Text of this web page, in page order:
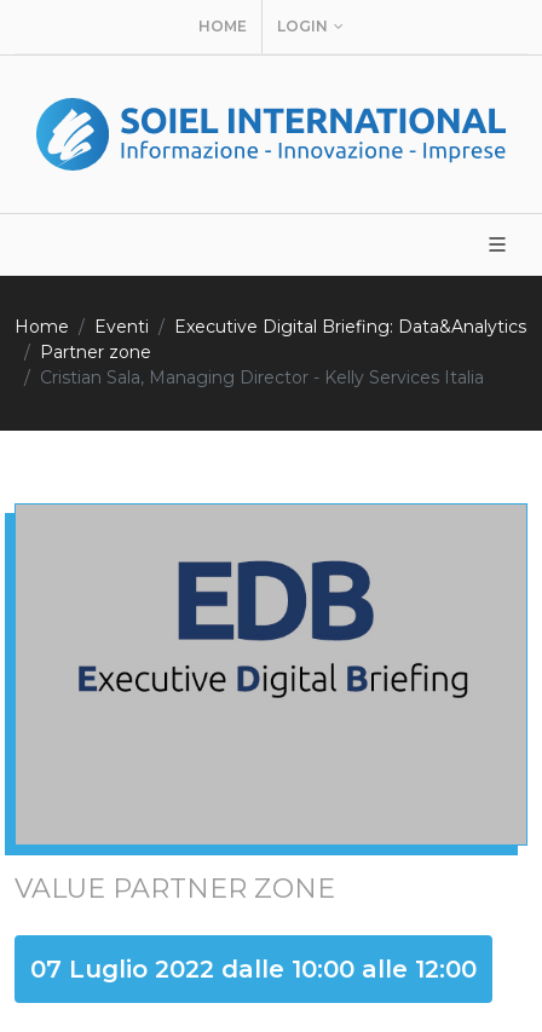
HOME LOGIN
Home Eventi
Executive Digital Briefing: Data&Analytics
Partner zone
Cristian Sala, Managing Director - Kelly Services Italia
VALUE PARTNER ZONE
07 Luglio 2022 dalle 10:00 alle 12:00